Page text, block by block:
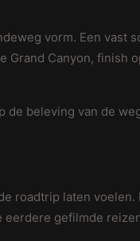
vorm. Een vast
Canyon, finish
de beleving van de
roadtrip laten voelen.
eerdere gefilmde